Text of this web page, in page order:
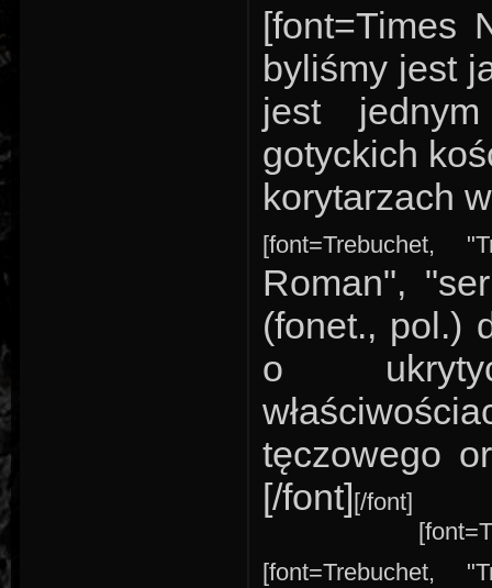
[font=Times
byliśmy jest
jest
gotyckich
korytarzach
[font=Trebuchet,
Roman",
(fonet., pol.)
o
tęczowego
[/font] [/font]
[font=Trebuchet,